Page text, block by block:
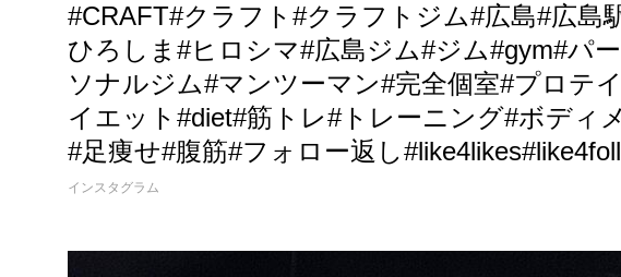
#CRAFT#クラフト#クラフトジム#広島#広島
ひろしま#ヒロシマ#広島ジム#ジム#gym#パ
ソナルジム#マンツーマン#完全個室#プロテ
イエット#diet#筋トレ#トレーニング#ボディ
#足痩せ#腹筋#フォロー返し
インスタグラム